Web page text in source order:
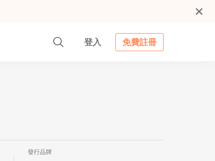
登入 免費註冊
發行品牌